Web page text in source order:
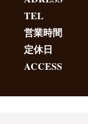
TEL
営業時間
定休日
ACCESS